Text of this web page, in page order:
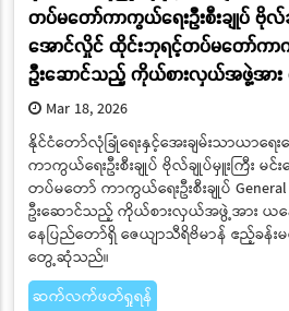
တပ်မတော်ကာကွယ်ရေးဦးစီးချုပ် ဗိုလ်ခ
အောင်လှိုင် ထိုင်းဘုရင့်တပ်မတော်ကာကွ
ဦးဆောင်သည့် ကိုယ်စားလှယ်အဖွဲ့အာ
Mar 18, 2026
နိုင်ငံတော်လုံခြုံရေးနှင့်အေးချမ်းသာယာရေ
ကာကွယ်ရေးဦးစီးချုပ် ဗိုလ်ချုပ်မှူးကြီး
တပ်မတော် ကာကွယ်ရေးဦးစီးချုပ် General
ဦးဆောင်သည့် ကိုယ်စားလှယ်အဖွဲ့အား ယန
နေပြည်တော်ရှိ ဇေယျာသီရိဗိမာန် ဧည့်ခန်
တွေ့ဆုံသည်။
ဆက်လက်ဖတ်ရှုရန်